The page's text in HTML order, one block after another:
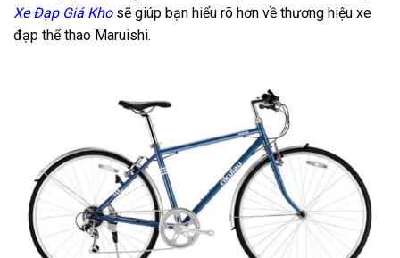
Xe Đạp Giá Khosẽ giúp bạn hiểu rõ hơn về thương hiệu xe
đạp thể thao Maruishi.